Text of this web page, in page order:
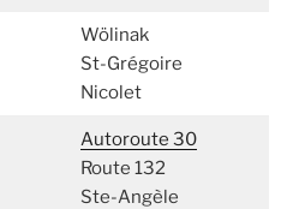
Wölinak
St-Grégoire
Nicolet
Autoroute 30
Route 132
Ste-Angèle